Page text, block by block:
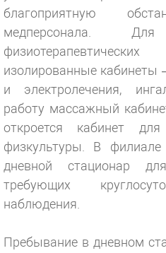
благоприятную
медперсонала. Для
изолированные кабинеты
и электролечения,
работу массажный
откроется кабинет
физкультуры. В
дневной стационар
требующих
наблюдения.
Пребывание в дневном